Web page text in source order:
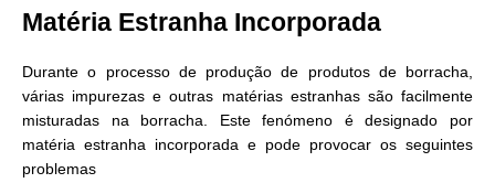
Matéria Estranha Incorporada
Durante o processo de produção de produtos de borracha,
várias impurezas e outras matérias estranhas são facilmente
misturadas na borracha. Este fenómeno é designado por
matéria estranha incorporada e pode provocar os seguintes
problemas